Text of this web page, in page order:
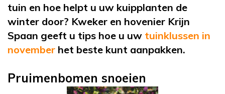
tuin en hoe helpt u uw kuipplanten de
winter door? Kweker en hovenier Krijn
Spaan geeft u tips hoe u uw tuinklussen in
november het beste kunt aanpakken.
Pruimenbomen snoeien